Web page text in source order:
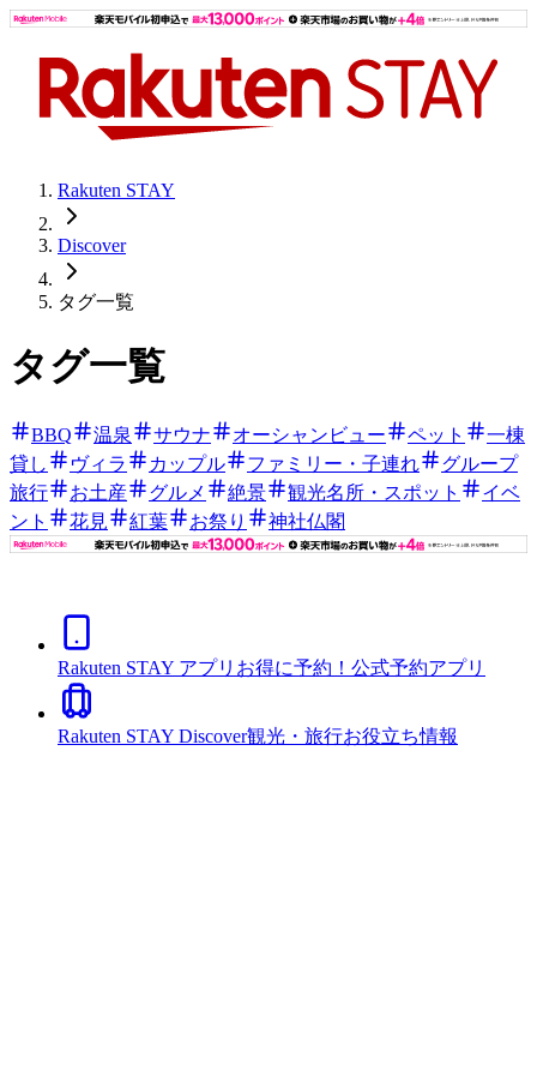
Rakuten STAY
Discover
タグ一覧
タグ一覧
BBQ 温泉 サウナ オーシャンビュー ペット
一棟
貸し
ヴィラ カップル ファミリー・子連れ
グループ
旅行
お土産 グルメ 絶景 観光名所・スポット
イベ
ント
花見 紅葉 お祭り 神社仏閣
Rakuten STAY アプリ お得に予約！公式予約アプリ
Rakuten STAY Discover観光・旅行お役立ち情報